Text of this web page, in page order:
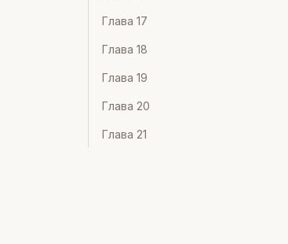
Глава 17
Глава 18
Глава 19
Глава 20
Глава 21